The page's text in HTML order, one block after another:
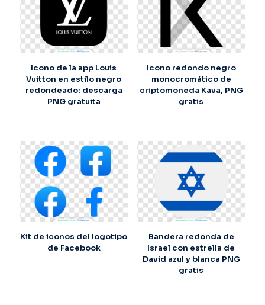
Icono de la app Louis
Vuitton en estilo negro
redondeado: descarga
PNG gratuita
Icono redondo negro
monocromático de
criptomoneda Kava, PNG
gratis
Kit de iconos del logotipo
de Facebook
Bandera redonda de
Israel con estrella de
David azul y blanca PNG
gratis